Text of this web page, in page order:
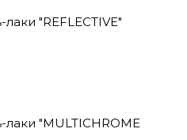
"REFLECTIVE"
"MULTICHROME